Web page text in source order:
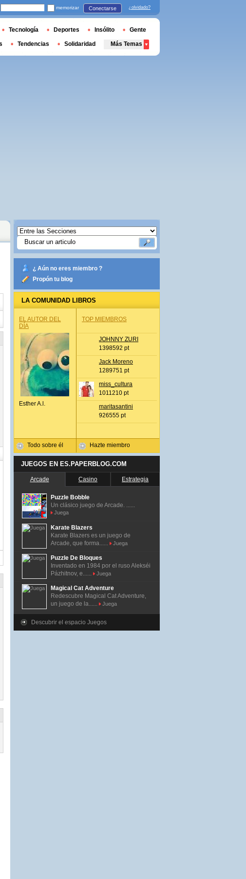
¿ Aún no eres miembro ?
Propón tu blog
LA COMUNIDAD LIBROS
EL AUTOR DEL
DÍA
Esther A.l.
Todo sobre él
TOP MIEMBROS
JOHNNY ZURI
1398592 pt
Jack Moreno
1289751 pt
miss_cultura
1011210 pt
maritasantini
926555 pt
Hazte miembro
JUEGOS EN ES.PAPERBLOG.COM
Arcade Casino Estrategia
Puzzle Bobble
Un clásico juego de Arcade. ......
Juega
Karate Blazers
Karate Blazers es un juego de
Arcade, que forma......
Juega
Puzzle De Bloques
Inventado en 1984 por el ruso Alekséi
Pázhitnov, e......
Juega
Magical Cat Adventure
Redescubre Magical Cat Adventure,
un juego de la......
Juega
Descubrir el espacio Juegos
memorizar Conectarse ¿olvidado?
Tecnología Deportes Insólito Gente
Tendencias Solidaridad Más Temas